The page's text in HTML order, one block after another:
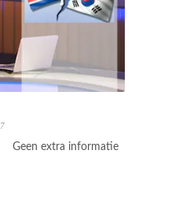
Geen extra informatie